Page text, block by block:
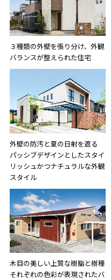
３種類の外壁を張り分け、外観
バランスが整えられた住宅
外壁の防汚と夏の日射を遮る
パッシブデザインとしたスタイ
リッシュかつナチュラルな外観
スタイル
木目の美しい上質な樹脂と樹種
それぞれの色彩が表現されたバ